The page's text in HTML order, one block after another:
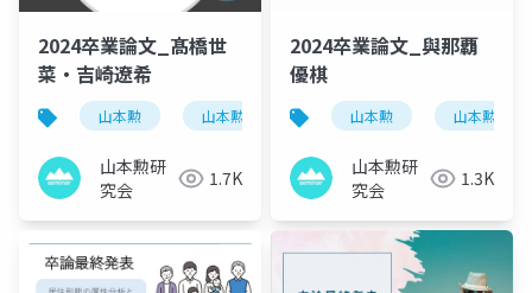
2024卒業論文_髙橋世
菜・吉崎​遼希
山本勲 山本勲研究会 計量経済 stata
山本勲研
究会
1.7K
2024卒業論文_與那覇
優棋
山本勲 山本勲研究
山本勲研
究会
1.3K